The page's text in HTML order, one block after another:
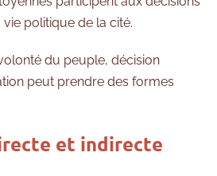
vie politique de la cité.
du peuple, décision
peut prendre des formes
et indirecte